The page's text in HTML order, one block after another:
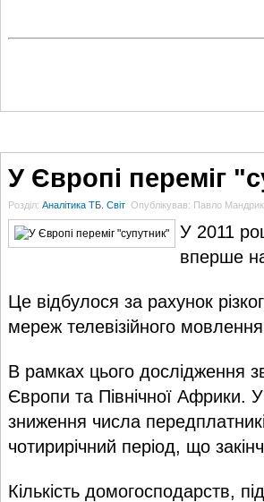
У Європі переміг
Розділ: Аналітика ТБ. Світ Опублікував: Павло Мандрик
У 2011
вперше
Це відбулося за рахунок
мереж телевізійного
В рамках цього дослідження
Європи та Північної Африки. У
зниження числа
чотирирічний період, що
Кількість домогосподарств,